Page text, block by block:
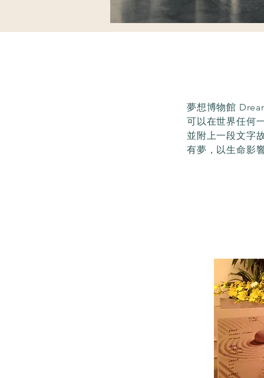
夢想博物館
可以在世界任何
並附上一段文字
有夢，以生命影